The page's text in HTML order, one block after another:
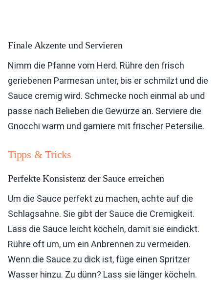
Finale Akzente und Servieren
Nimm die Pfanne vom Herd. Rühre den frisch
geriebenen Parmesan unter, bis er schmilzt und die
Sauce cremig wird. Schmecke noch einmal ab und
passe nach Belieben die Gewürze an. Serviere die
Gnocchi warm und garniere mit frischer Petersilie.
Tipps & Tricks
Perfekte Konsistenz der Sauce erreichen
Um die Sauce perfekt zu machen, achte auf die
Schlagsahne. Sie gibt der Sauce die Cremigkeit.
Lass die Sauce leicht köcheln, damit sie eindickt.
Rühre oft um, um ein Anbrennen zu vermeiden.
Wenn die Sauce zu dick ist, füge einen Spritzer
Wasser hinzu. Zu dünn? Lass sie länger köcheln.